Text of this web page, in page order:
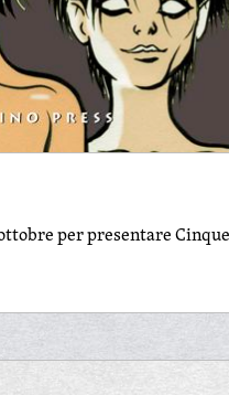
per presentare